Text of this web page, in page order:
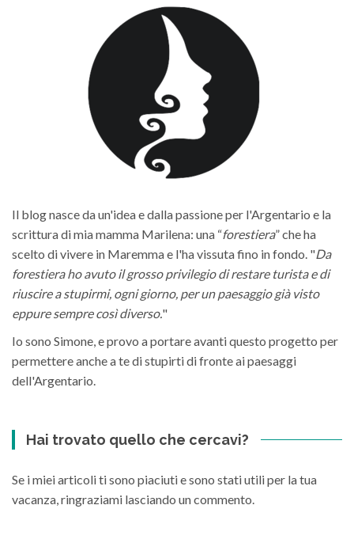
Il blog nasce da un'idea e dalla passione per l'Argentario e la
scrittura di mia mamma Marilena: una “forestiera” che ha
scelto di vivere in Maremma e l'ha vissuta fino in fondo. "Da
forestiera ho avuto il grosso privilegio di restare turista e di
riuscire a stupirmi, ogni giorno, per un paesaggio già visto
eppure sempre così diverso."
Io sono Simone, e provo a portare avanti questo progetto per
permettere anche a te di stupirti di fronte ai paesaggi
dell'Argentario.
Hai trovato quello che cercavi?
Se i miei articoli ti sono piaciuti e sono stati utili per la tua
vacanza, ringraziami lasciando un commento.